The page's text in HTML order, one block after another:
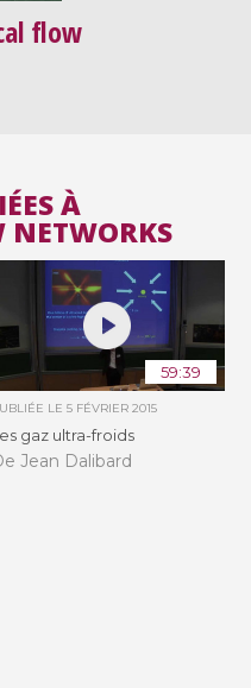
flow
À
59:39
LE 5 FÉVRIER 2015
gaz ultra-froids
Jean Dalibard